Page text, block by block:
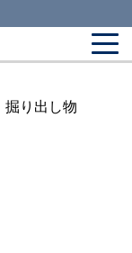
掘り出し物